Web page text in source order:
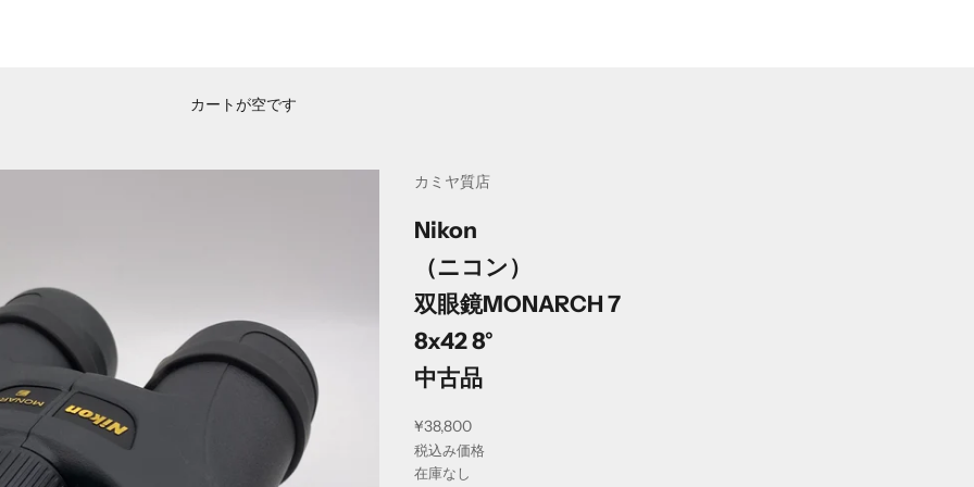
カートが空です
カミヤ質店
Nikon
（ニコン）
双眼鏡MONARCH 7
8x42 8°
中古品
セール価格
¥38,800
税込み価格
在庫なし